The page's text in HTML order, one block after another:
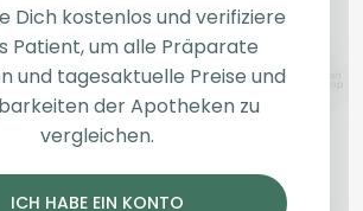
Dich kostenlos und verifiziere
Patient, um alle Präparate
und tagesaktuelle Preise und
der Apotheken zu
vergleichen.
ICH HABE EIN KONTO
Indica
Slurry Pancakes